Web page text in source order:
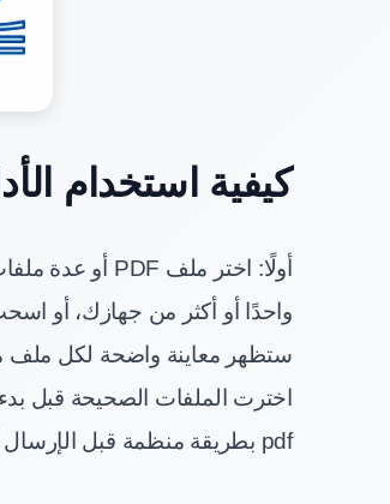
كيفية استخدام
واحدًا أو أكثر من جهازك، أو
ستظهر معاينة واضحة لكل ملف
اخترت الملفات الصحيحة قبل
pdf بطريقة منظمة قبل الإرسال أو الأرشفة.